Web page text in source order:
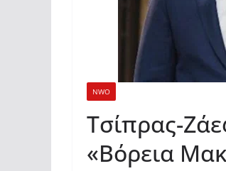
NWO
Τσίπρας-
«Βόρεια